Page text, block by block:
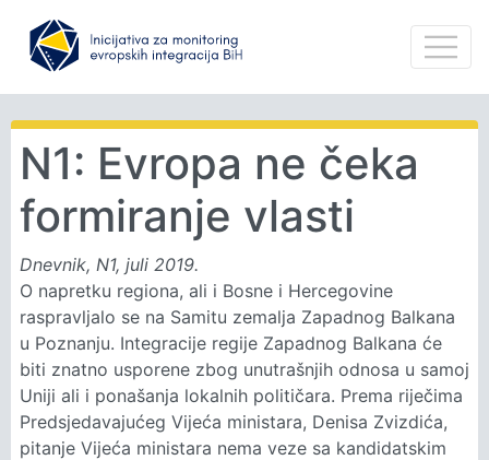
N1: Evropa ne čeka
formiranje vlasti
Dnevnik, N1, juli 2019.
O napretku regiona, ali i Bosne i Hercegovine
raspravljalo se na Samitu zemalja Zapadnog Balkana
u Poznanju. Integracije regije Zapadnog Balkana će
biti znatno usporene zbog unutrašnjih odnosa u samoj
Uniji ali i ponašanja lokalnih političara. Prema riječima
Predsjedavajućeg Vijeća ministara, Denisa Zvizdića,
pitanje Vijeća ministara nema veze sa kandidatskim